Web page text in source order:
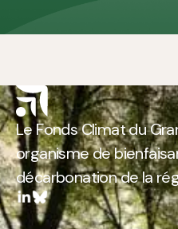
Le Fonds Climat du
organisme de
décarbonation de la